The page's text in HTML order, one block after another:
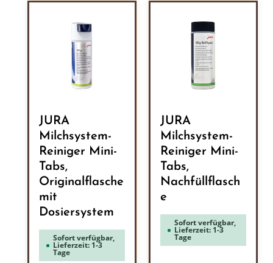
JURA
Milchsystem-
Reiniger Mini-
Tabs,
Originalflasche
mit
Dosiersystem
Sofort verfügbar,
Lieferzeit: 1-3
Tage
JURA
Milchsystem-
Reiniger Mini-
Tabs,
Nachfüllflasch
e
Sofort verfügbar,
Lieferzeit: 1-3
Tage